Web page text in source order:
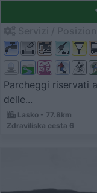
Parcheggi riservati
delle...
Lasko - 77.8km
Zdraviliska cesta 6